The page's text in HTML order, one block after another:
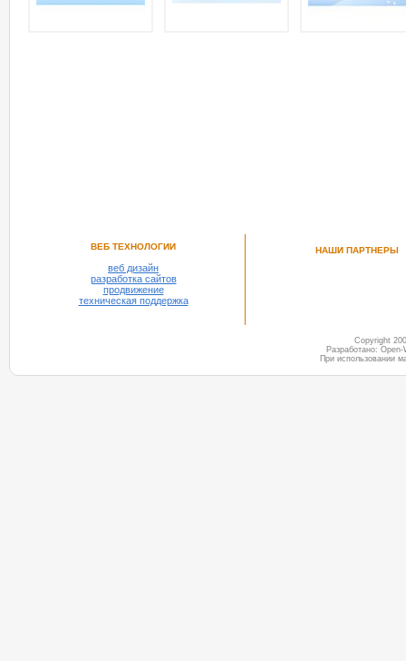
ВЕБ ТЕХНОЛОГИИ
веб дизайн
разработка сайтов
продвижение
техническая поддержка
НАШИ ПАРТНЕРЫ
Copyright
Разработано:
При использовании